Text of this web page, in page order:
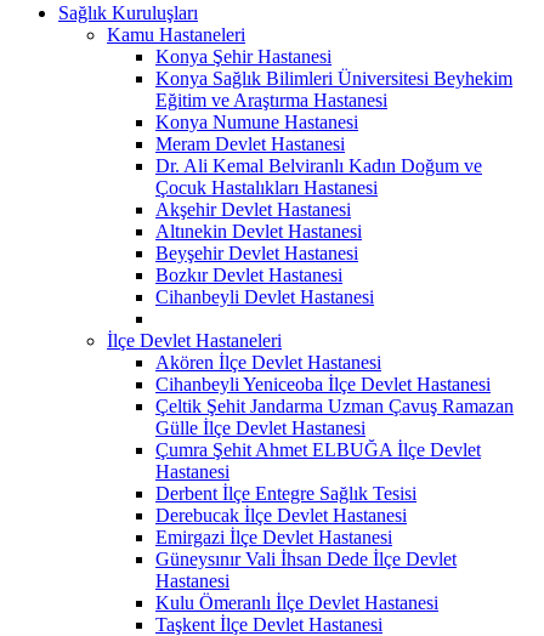
Sağlık Kuruluşları
Kamu Hastaneleri
Konya Şehir Hastanesi
Konya Sağlık Bilimleri Üniversitesi Beyhekim
Eğitim ve Araştırma Hastanesi
Konya Numune Hastanesi
Meram Devlet Hastanesi
Dr. Ali Kemal Belviranlı Kadın Doğum ve
Çocuk Hastalıkları Hastanesi
Akşehir Devlet Hastanesi
Altınekin Devlet Hastanesi
Beyşehir Devlet Hastanesi
Bozkır Devlet Hastanesi
Cihanbeyli Devlet Hastanesi
İlçe Devlet Hastaneleri
Akören İlçe Devlet Hastanesi
Cihanbeyli Yeniceoba İlçe Devlet Hastanesi
Çeltik Şehit Jandarma Uzman Çavuş Ramazan
Gülle İlçe Devlet Hastanesi
Çumra Şehit Ahmet ELBUĞA İlçe Devlet
Hastanesi
Derbent İlçe Entegre Sağlık Tesisi
Derebucak İlçe Devlet Hastanesi
Emirgazi İlçe Devlet Hastanesi
Güneysınır Vali İhsan Dede İlçe Devlet
Hastanesi
Kulu Ömeranlı İlçe Devlet Hastanesi
Taşkent İlçe Devlet Hastanesi